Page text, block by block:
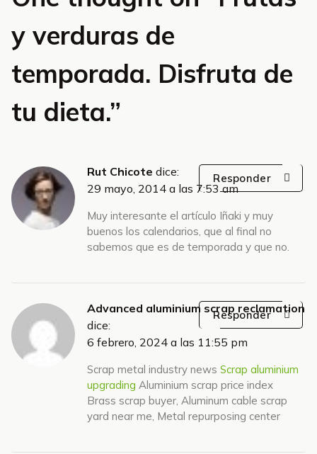
y verduras de
temporada. Disfruta de
tu dieta.”
Rut Chicote dice:
29 mayo, 2014 a las 7:53 am
Muy interesante el artículo Iñaki y muy
buenos los calendarios, que al final no
sabemos que es de temporada y que no.
Responder
Advanced aluminium scrap reclamation
dice:
6 febrero, 2024 a las 11:55 pm
Scrap metal industry news Scrap aluminium
upgrading Aluminium scrap price index
Brass scrap buyer, Aluminum cable scrap
yard near me, Metal repurposing center
Responder